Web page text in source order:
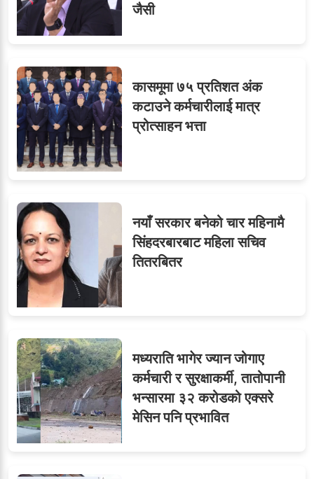
जैसी
कासमूमा ७५ प्रतिशत अंक
कटाउने कर्मचारीलाई मात्र
प्रोत्साहन भत्ता
नयाँ सरकार बनेको चार महिनामै
सिंहदरबारबाट महिला सचिव
तितरबितर
मध्यराति भागेर ज्यान जोगाए
कर्मचारी र सुरक्षाकर्मी, तातोपानी
भन्सारमा ३२ करोडको एक्सरे
मेसिन पनि प्रभावित